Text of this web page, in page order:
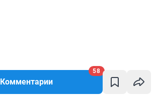
Комментарии
58